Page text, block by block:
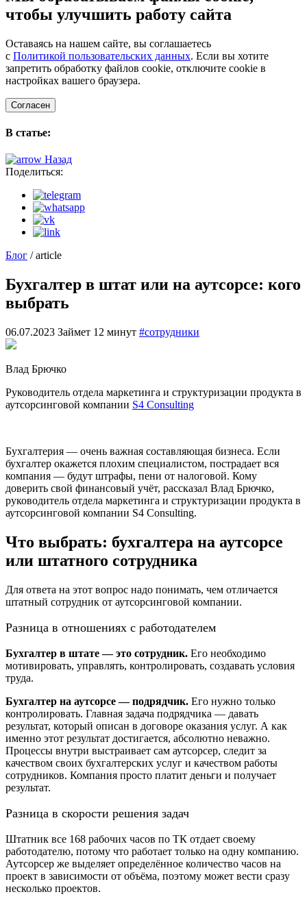
чтобы улучшить работу сайта
Оставаясь на нашем сайте, вы соглашаетесь
с Политикой пользовательских данных. Если вы хотите
запретить обработку файлов cookie, отключите cookie в
настройках вашего браузера.
Согласен
В статье:
Назад
Поделиться:
Блог / article
Бухгалтер в штат или на аутсорсе: кого
выбрать
06.07.2023 Займет 12 минут #сотрудники
Влад Брючко
Руководитель отдела маркетинга и структуризации продукта в
аутсорсинговой компании S4 Consulting
Бухгалтерия — очень важная составляющая бизнеса. Если
бухгалтер окажется плохим специалистом, пострадает вся
компания — будут штрафы, пени от налоговой. Кому
доверить свой финансовый учёт, рассказал Влад Брючко,
руководитель отдела маркетинга и структуризации продукта в
аутсорсинговой компании S4 Consulting.
Что выбрать: бухгалтера на аутсорсе
или штатного сотрудника
Для ответа на этот вопрос надо понимать, чем отличается
штатный сотрудник от аутсорсинговой компании.
Разница в отношениях с работодателем
Бухгалтер в штате — это сотрудник. Его необходимо
мотивировать, управлять, контролировать, создавать условия
труда.
Бухгалтер на аутсорсе — подрядчик. Его нужно только
контролировать. Главная задача подрядчика — давать
результат, который описан в договоре оказания услуг. А как
именно этот результат достигается, абсолютно неважно.
Процессы внутри выстраивает сам аутсорсер, следит за
качеством своих бухгалтерских услуг и качеством работы
сотрудников. Компания просто платит деньги и получает
результат.
Разница в скорости решения задач
Штатник все 168 рабочих часов по ТК отдает своему
работодателю, потому что работает только на одну компанию.
Аутсорсер же выделяет определённое количество часов на
проект в зависимости от объёма, поэтому может вести сразу
несколько проектов.